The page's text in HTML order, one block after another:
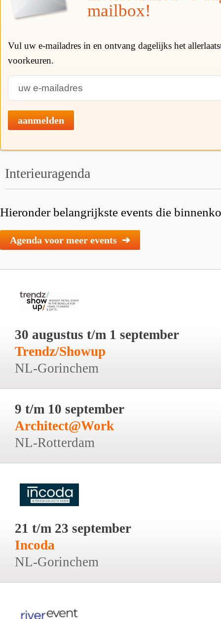
mailbox!
Vul uw e-mailadres in en ontvang dagelijks het
voorkeuren.
aanmelden
Interieuragenda
Hieronder belangrijkste events die
Agenda voor meer events ➔
30 augustus t/m 1 september
Trendz/Showup
NL-Gorinchem
9 t/m 10 september
Architect@Work
NL-Rotterdam
21 t/m 23 september
Incoda
NL-Gorinchem